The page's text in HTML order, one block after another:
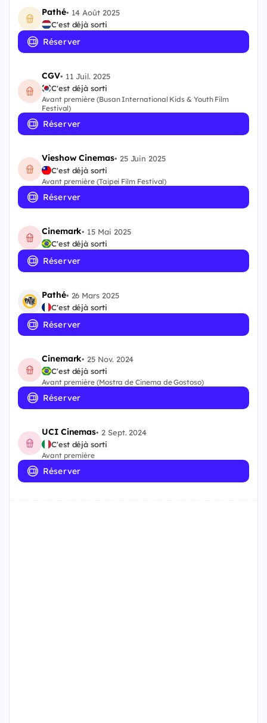
Pathé• 14 Août 2025
C'est déjà sorti
Réserver
CGV• 11 Juil. 2025
C'est déjà sorti
Avant première (Busan International Kids & Youth Film
Festival)
Réserver
Vieshow Cinemas• 25 Juin 2025
C'est déjà sorti
Avant première (Taipei Film Festival)
Réserver
Cinemark• 15 Mai 2025
C'est déjà sorti
Réserver
Pathé• 26 Mars 2025
C'est déjà sorti
Réserver
Cinemark• 25 Nov. 2024
C'est déjà sorti
Avant première (Mostra de Cinema de Gostoso)
Réserver
UCI Cinemas• 2 Sept. 2024
C'est déjà sorti
Avant première
Réserver